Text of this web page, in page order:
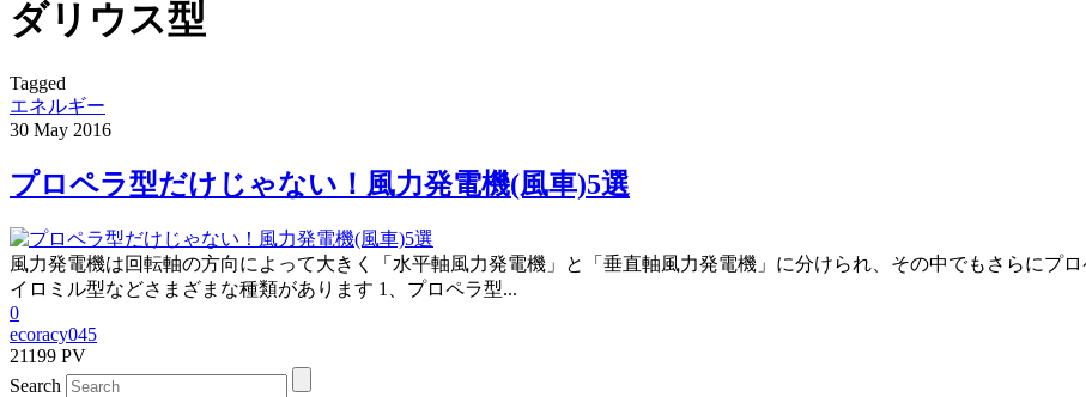
ダリウス型
Tagged
エネルギー
30 May 2016
プロペラ型だけじゃない！風力発電機(風車)5選
風力発電機は回転軸の方向によって大きく「水平軸風力発電機」と「垂直軸風力発電機」に分けられ、その中でもさらにプ
イロミル型などさまざまな種類があります 1、プロペラ型...
0
ecoracy045
21199 PV
Search